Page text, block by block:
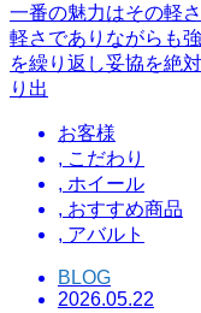
一番の魅力はその軽
軽さでありながらも
を繰り返し妥協を絶
り出
お客様
, こだわり
, ホイール
, おすすめ商品
, アバルト
BLOG
2026.05.22